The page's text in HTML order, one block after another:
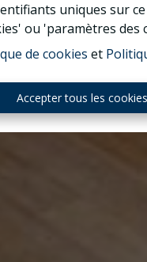
uniques sur
ou 'paramètres des
de cookies et
Accepter tous les cookies